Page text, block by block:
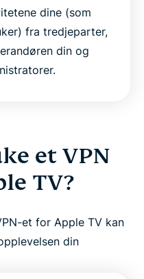
dine (som
fra tredjeparter,
din og
et VPN
TV?
et for Apple TV kan
din